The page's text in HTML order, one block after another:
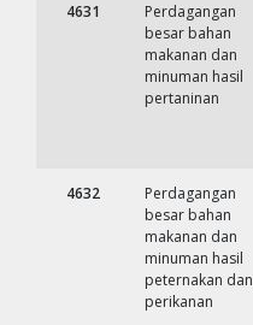
4631
Perdagangan
besar bahan
makanan dan
minuman hasil
pertaninan
4632
Perdagangan
besar bahan
makanan dan
minuman hasil
peternakan dan
perikanan